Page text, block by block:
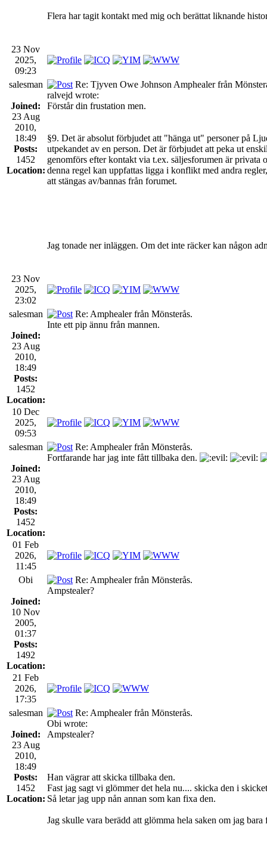
Flera har tagit kontakt med mig och berättat liknande
23 Nov
2025,
09:23
salesman
Joined:
23 Aug
2010,
18:49
Posts:
1452
Location:
Re: Tjyven Owe Johnson Amphealer från
ralvejd wrote:
Förstår din frustation men.
§9. Det är absolut förbjudet att "hänga ut" personer på
utpekandet av en person. Det är förbjudet att peka ut
genomförs efter kontakt via t.ex. säljesforumen är
denna regel kan uppfattas ligga i konflikt med andra
att stängas av/bannas från forumet.
Jag tonade ner inläggen. Om det inte räcker kan någon
23 Nov
2025,
23:02
salesman
Joined:
23 Aug
2010,
18:49
Posts:
1452
Location:
Re: Amphealer från Mönsterås.
Inte ett pip ännu från mannen.
10 Dec
2025,
09:53
salesman
Joined:
23 Aug
2010,
18:49
Posts:
1452
Location:
Re: Amphealer från Mönsterås.
Fortfarande har jag inte fått tillbaka den.
01 Feb
2026,
11:45
Obi
Joined:
10 Nov
2005,
01:37
Posts:
1492
Location:
Re: Amphealer från Mönsterås.
Ampstealer?
21 Feb
2026,
17:35
salesman
Joined:
23 Aug
2010,
18:49
Posts:
1452
Location:
Re: Amphealer från Mönsterås.
Obi wrote:
Ampstealer?
Han vägrar att skicka tillbaka den.
Fast jag sagt vi glömmer det hela nu.... skicka den i
Så letar jag upp nån annan som kan fixa den.
Jag skulle vara berädd att glömma hela saken om jag